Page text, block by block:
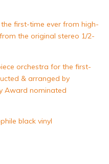
first-time ever from high-
the original stereo 1/2-
orchestra for the first-
& arranged by
Award nominated
black vinyl